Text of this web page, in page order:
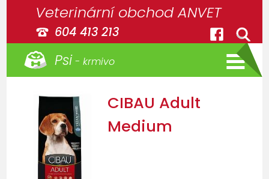
Veterinární obchod ANVET
604 413 213
Psi - krmivo
CIBAU Adult
Medium